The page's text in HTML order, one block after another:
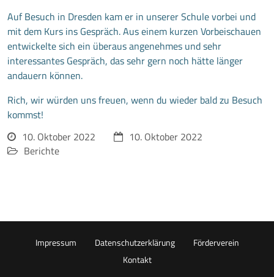
Auf Besuch in Dresden kam er in unserer Schule vorbei und
mit dem Kurs ins Gespräch. Aus einem kurzen Vorbeischauen
entwickelte sich ein überaus angenehmes und sehr
interessantes Gespräch, das sehr gern noch hätte länger
andauern können.
Rich, wir würden uns freuen, wenn du wieder bald zu Besuch
kommst!
10. Oktober 2022
10. Oktober 2022
Berichte
Impressum Datenschutzerklärung
Förderverein
Kontakt